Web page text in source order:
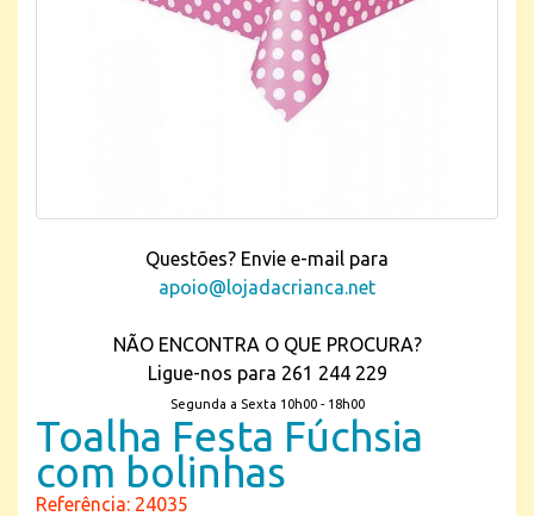
Questões? Envie e-mail para
apoio@lojadacrianca.net
NÃO ENCONTRA O QUE PROCURA?
Ligue-nos para 261 244 229
Segunda a Sexta 10h00 - 18h00
Toalha Festa Fúchsia
com bolinhas
Referência: 24035